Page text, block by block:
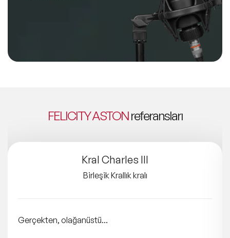
FELICITY ASTONreferansları
Kral Charles III
Birleşik Krallık kralı
Gerçekten, olağanüstü...